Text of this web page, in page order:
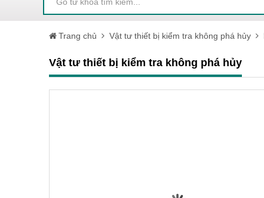
Trang chủ Vật tư thiết bị kiểm tra không phá hủy
Vật tư thiết bị kiểm tra không phá hủy